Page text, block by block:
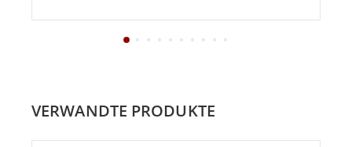
VERWANDTE PRODUKTE